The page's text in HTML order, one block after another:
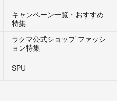
キャンペーン一覧・おすすめ
特集
ラクマ公式ショップ ファッシ
ョン特集
SPU